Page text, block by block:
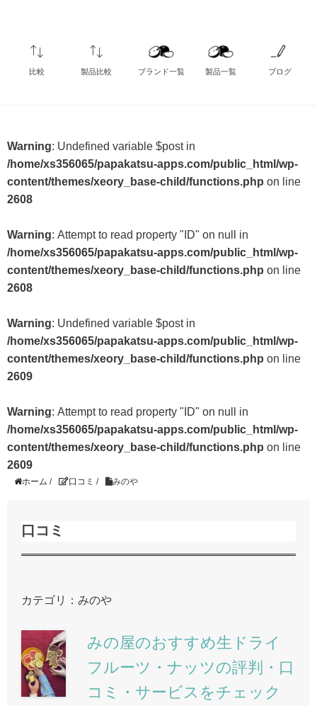
比較 製品比較 ブランド一覧 製品一覧 ブログ
Warning: Undefined variable $post in
/home/xs356065/papakatsu-apps.com/public_html/wp-
content/themes/xeory_base-child/functions.php on line
2608
Warning: Attempt to read property "ID" on null in
/home/xs356065/papakatsu-apps.com/public_html/wp-
content/themes/xeory_base-child/functions.php on line
2608
Warning: Undefined variable $post in
/home/xs356065/papakatsu-apps.com/public_html/wp-
content/themes/xeory_base-child/functions.php on line
2609
Warning: Attempt to read property "ID" on null in
/home/xs356065/papakatsu-apps.com/public_html/wp-
content/themes/xeory_base-child/functions.php on line
2609
ホーム / 口コミ / みのや
口コミ
カテゴリ：みのや
みの屋のおすすめ生ドライ
フルーツ・ナッツの評判・口
コミ・サービスをチェック